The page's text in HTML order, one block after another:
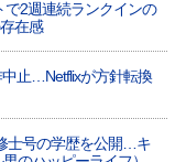
で2週連続ランクインの
在感
中止…Netflixが方針転換
士号の学歴を公開…キ